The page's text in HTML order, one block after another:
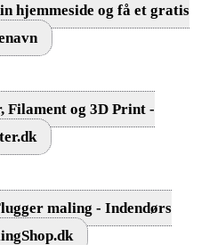
hjemmeside og få et gratis
Filament og 3D Print -
maling - Indendørs